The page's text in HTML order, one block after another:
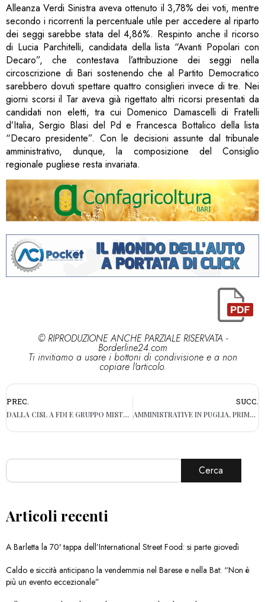
Alleanza Verdi Sinistra aveva ottenuto il 3,78% dei voti, mentre
secondo i ricorrenti la percentuale utile per accedere al riparto
dei seggi sarebbe stata del 4,86%. Respinto anche il ricorso
di Lucia Parchitelli, candidata della lista “Avanti Popolari con
Decaro”, che contestava l’attribuzione dei seggi nella
circoscrizione di Bari sostenendo che al Partito Democratico
sarebbero dovuti spettare quattro consiglieri invece di tre. Nei
giorni scorsi il Tar aveva già rigettato altri ricorsi presentati da
candidati non eletti, tra cui Domenico Damascelli di Fratelli
d’Italia, Sergio Blasi del Pd e Francesca Bottalico della lista
“Decaro presidente”. Con le decisioni assunte dal tribunale
amministrativo, dunque, la composizione del Consiglio
regionale pugliese resta invariata.
© RIPRODUZIONE ANCHE PARZIALE RISERVATA -
Borderline24.com
Ti invitiamo a usare i bottoni di condivisione e a non
copiare l'articolo.
PREC.
DALLA CISL A FDI E GRUPPO MISTO IN CONSIGLIO REGIONALE: I NO ALL’AUMENTO IRPEF ANNUNCIATO DA DECARO
SUCC.
AMMINISTRATIVE IN PUGLIA, PRIMO ROUND: AFFLUENZA SFIORA IL 49% ALLE 23 DI IERI. OGGI ULTIMI VOTI E SPOGLIO
Cerca
Articoli recenti
A Barletta la 70ª tappa dell’International Street Food: si parte giovedì
Caldo e siccità anticipano la vendemmia nel Barese e nella Bat: “Non è
più un evento eccezionale”